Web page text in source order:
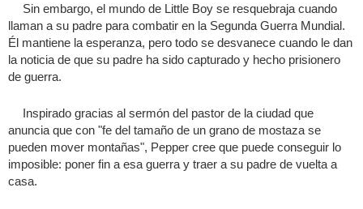
Sin embargo, el mundo de Little Boy se resquebraja cuando
llaman a su padre para combatir en la Segunda Guerra Mundial.
Él mantiene la esperanza, pero todo se desvanece cuando le dan
la noticia de que su padre ha sido capturado y hecho prisionero
de guerra.
Inspirado gracias al sermón del pastor de la ciudad que
anuncia que con "fe del tamaño de un grano de mostaza se
pueden mover montañas", Pepper cree que puede conseguir lo
imposible: poner fin a esa guerra y traer a su padre de vuelta a
casa.